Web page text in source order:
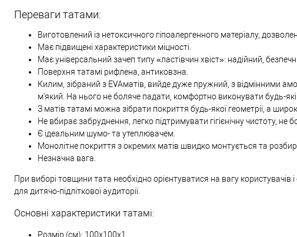
Переваги татами:
Виготовлений із нетоксичного гіпоалергенного матеріалу,
Має підвищені характеристики міцності.
Має універсальний зачеп типу «ластівчин хвіст»: надійний,
Поверхня татамі рифлена, антиковзна.
Килим, зібраний з EVAматів, вийде дуже пружний, з відмінними
м'який. На нього не боляче падати, комфортно виконувати будь-
З матів татамі можна зібрати покриття будь-якої геометрії, а
Не вбирає забруднення, легко підтримувати гігієнічну чистоту, не
Є ідеальним шумо- та утеплювачем.
Монолітне покриття з окремих матів швидко монтується та
Незначна вага.
При виборі товщини тата необхідно орієнтуватися на вагу
для дитячо-підліткової аудиторії.
Основні характеристики татамі:
Розмір (см): 100х100х1